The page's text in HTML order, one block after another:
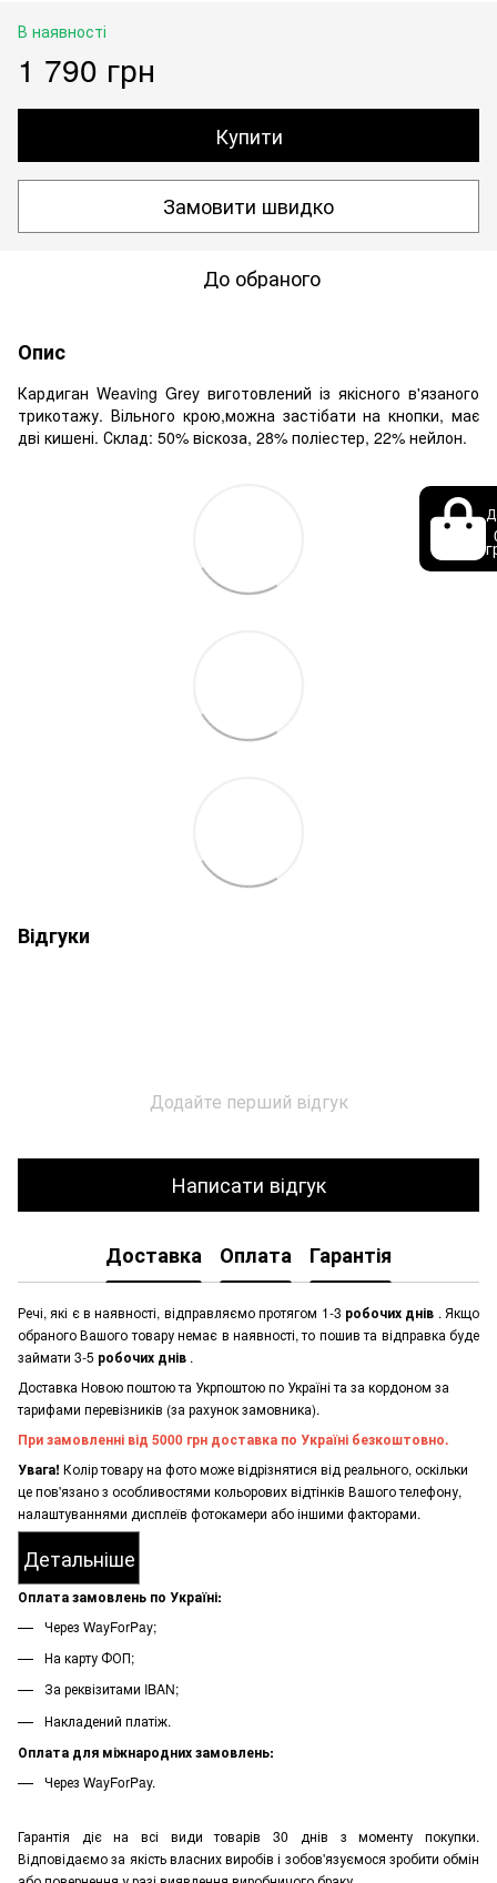
В наявності
1 790 грн
Купити
Замовити швидко
До обраного
Опис
Кардиган Weaving Grey виготовлений із якісного в'язаного
трикотажу. Вільного крою,можна застібати на кнопки, має
дві кишені. Склад: 50% віскоза, 28% поліестер, 22% нейлон.
Відгуки
Додайте перший відгук
Написати відгук
Доставка Оплата Гарантія
Речі, які є в наявності, відправляємо протягом 1-3 робочих днів . Якщо
обраного Вашого товару немає в наявності, то пошив та відправка буде
займати 3-5 робочих днів .
Доставка Новою поштою та Укрпоштою по Україні та за кордоном за
тарифами перевізників (за рахунок замовника).
При замовленні від 5000 грн доставка по Україні безкоштовно.
Увага! Колір товару на фото може відрізнятися від реального, оскільки
це пов'язано з особливостями кольорових відтінків Вашого телефону,
налаштуваннями дисплеїв фотокамери або іншими факторами.
Детальніше
Оплата замовлень по Україні:
Через WayForPay;
На карту ФОП;
За реквізитами IBAN;
Накладений платіж.
Оплата для міжнародних замовлень:
Через WayForPay.
Гарантія діє на всі види товарів 30 днів з моменту покупки.
Відповідаємо за якість власних виробів і зобов'язуємося зробити обмін